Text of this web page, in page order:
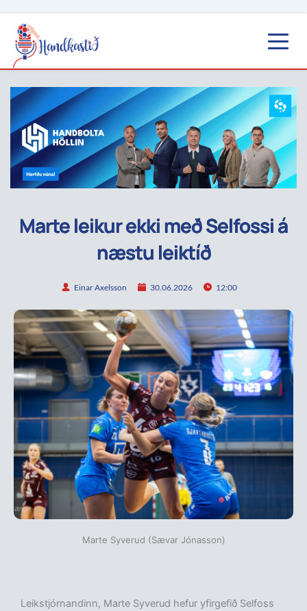
Marte leikur ekki með Selfossi á
næstu leiktíð
Einar Axelsson 30.06.2026 12:00
Marte Syverud (Sævar Jónasson)
Leikstjórnandinn, Marte Syverud hefur yfirgefið Selfoss